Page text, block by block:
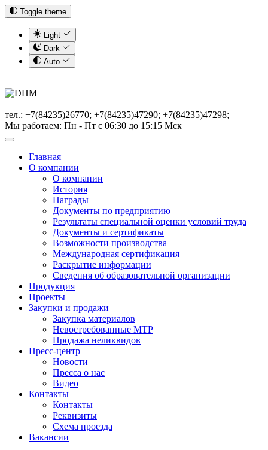
Toggle theme
Light
Dark
Auto
тел.: +7(84235)26770; +7(84235)47290; +7(84235)47298;
Мы работаем: Пн - Пт с 06:30 до 15:15 Мск
Главная
О компании
О компании
История
Награды
Документы по предприятию
Результаты специальной оценки условий труда
Документы и сертификаты
Возможности производства
Международная сертификация
Раскрытие информации
Сведения об образовательной организации
Продукция
Проекты
Закупки и продажи
Закупка материалов
Невостребованные МТР
Продажа неликвидов
Пресс-центр
Новости
Пресса о нас
Видео
Контакты
Контакты
Реквизиты
Схема проезда
Вакансии